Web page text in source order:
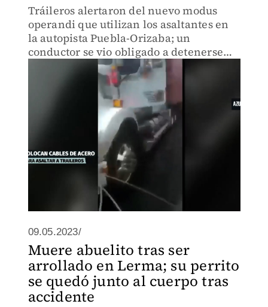
Tráileros alertaron del nuevo modus
operandi que utilizan los asaltantes en
la autopista Puebla-Orizaba; un
conductor se vio obligado a detenerse
tras haber roto un cable de acero que
estaba puesto en el camino
09.05.2023/
Muere abuelito tras ser
arrollado en Lerma; su perrito
se quedó junto al cuerpo tras
accidente